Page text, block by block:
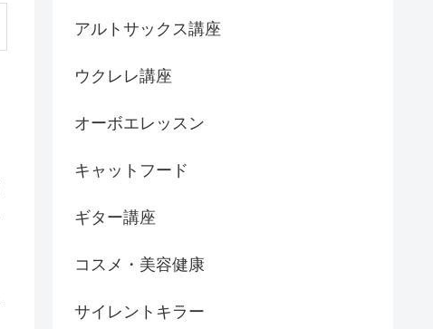
アルトサックス講座
ウクレレ講座
オーボエレッスン
キャットフード
ギター講座
コスメ・美容健康
サイレントキラー